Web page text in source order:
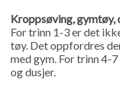
Kroppsøving, gymtøy,
For trinn 1-3 er det
tøy. Det oppfordres
med gym. For trinn 4-
og dusjer.